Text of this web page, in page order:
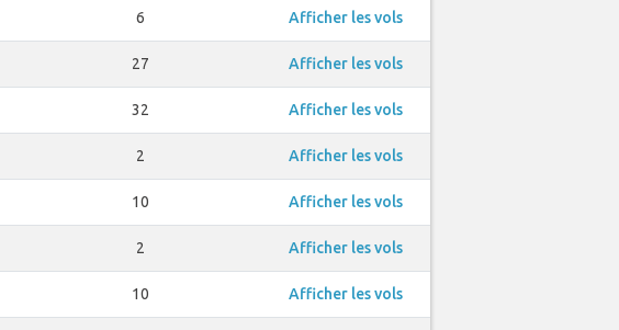
6 Afficher les vols
27 Afficher les vols
32 Afficher les vols
2 Afficher les vols
10 Afficher les vols
2 Afficher les vols
10 Afficher les vols